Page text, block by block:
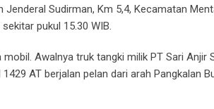
Sudirman, Km 5,4, Kecamatan
pukul 15.30 WIB.
Awalnya truk tangki milik PT Sari Anjir
AT berjalan pelan dari arah Pangkalan